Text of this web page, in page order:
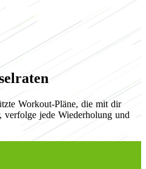
Workout-Pläne, die mit dir
verfolge jede Wiederholung und